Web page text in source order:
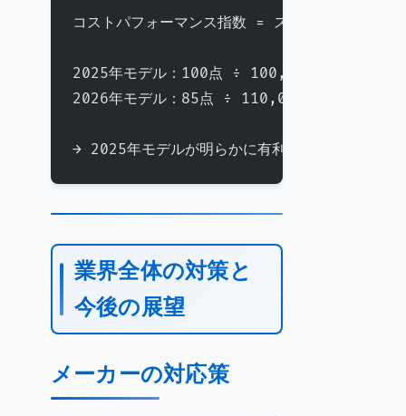
コストパフォーマンス指数 = スペック合計点 ÷
2025年モデル：100点 ÷ 100,000円 = 0.001
2026年モデル：85点 ÷ 110,000円 =
→ 2025年モデルが明らかに有利
業界全体の対策と
今後の展望
メーカーの対応策